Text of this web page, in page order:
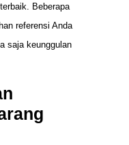
Beberapa
referensi Anda
saja keunggulan